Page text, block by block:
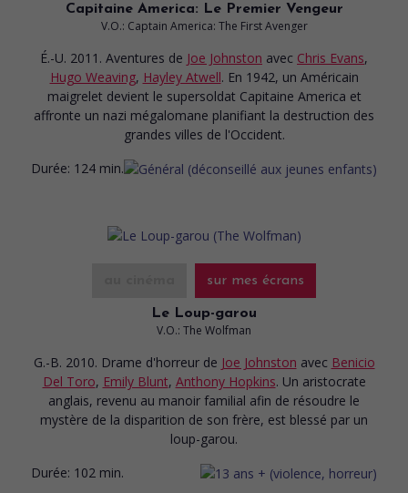
Capitaine America: Le Premier Vengeur
V.O.: Captain America: The First Avenger
É.-U. 2011. Aventures de Joe Johnston avec Chris Evans,
Hugo Weaving, Hayley Atwell. En 1942, un Américain
maigrelet devient le supersoldat Capitaine America et
affronte un nazi mégalomane planifiant la destruction des
grandes villes de l'Occident.
Durée: 124 min.
sur mes écrans
Le Loup-garou
V.O.: The Wolfman
G.-B. 2010. Drame d'horreur de Joe Johnston avec Benicio
Del Toro, Emily Blunt, Anthony Hopkins. Un aristocrate
anglais, revenu au manoir familial afin de résoudre le
mystère de la disparition de son frère, est blessé par un
loup-garou.
Durée: 102 min.